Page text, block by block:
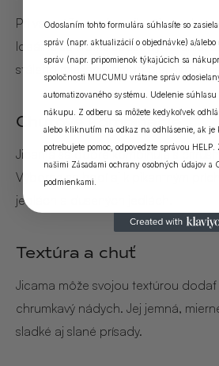
Pri varení jicamy je najlepšie
Ideálne sú krátke spôsoby varenia,
stáleho miešania alebo blanšírovanie.
Chuťové kombinácie
Jicama sa dobre kombinuje s
Výborne sa hodí aj k pikantným
jedlách a dusených jedlách.
Textúra a chuť
Jicama môže svojou textúrou dodať
chrumkavý nádych. Jej jemná,
sladké aj slané prísady.
Odoslaním tohto formulára súhlasíte so
správ (napr. aktualizácií o objednávke) a/
správ (napr. pripomienok týkajúcich sa
spoločnosti MUCUMU vrátane správ
automatizovaného systému. Udelenie
nákupu. Z odberu sa môžete kedykoľvek
alebo kliknutím na odkaz na odhlásenie, ak je
potrebujete pomoc, odpovedzte správou
našimi Zásadami ochrany osobných údajov a
podmienkami